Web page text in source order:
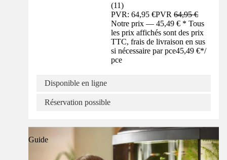
(11)
PVR: 64,95 €PVR64,95 €
Notre prix — 45,49 € * Tous
les prix affichés sont des prix
TTC, frais de livraison en sus
si nécessaire par pce45,49 €*/
pce
Disponible en ligne
Réservation possible
Guide